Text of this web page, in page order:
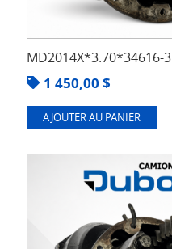
MD2014X*3.70*34616-3
1 450,00 $
AJOUTER AU PANIER